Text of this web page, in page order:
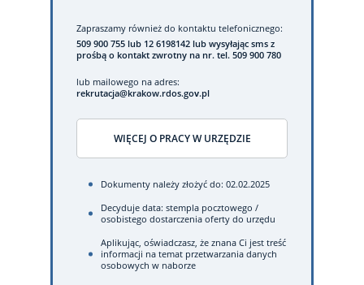
Zapraszamy również do kontaktu telefonicznego:
509 900 755 lub 12 6198142 lub wysyłając sms z
prośbą o kontakt zwrotny na nr. tel. 509 900 780
lub mailowego na adres:
rekrutacja@krakow.rdos.gov.pl
WIĘCEJ O PRACY W URZĘDZIE
Dokumenty należy złożyć do: 02.02.2025
Decyduje data: stempla pocztowego /
osobistego dostarczenia oferty do urzędu
Aplikując, oświadczasz, że znana Ci jest treść
informacji na temat przetwarzania danych
osobowych w naborze